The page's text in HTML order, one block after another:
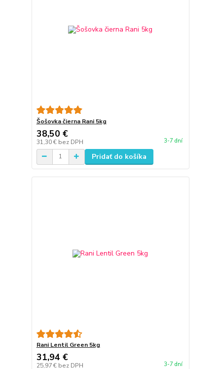
Šošovka čierna Rani 5kg
38,50 €
31,30 € bez DPH 3-7 dní
Pridať do košíka
Rani Lentil Green 5kg
31,94 €
25,97 € bez DPH 3-7 dní